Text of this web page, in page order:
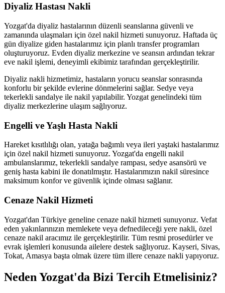
Diyaliz Hastası Nakli
Yozgat'da diyaliz hastalarının düzenli seanslarına güvenli ve
zamanında ulaşmaları için özel nakil hizmeti sunuyoruz. Haftada üç
gün diyalize giden hastalarımız için planlı transfer programları
oluşturuyoruz. Evden diyaliz merkezine ve seansın ardından tekrar
eve nakil işlemi, deneyimli ekibimiz tarafından gerçekleştirilir.
Diyaliz nakli hizmetimiz, hastaların yorucu seanslar sonrasında
konforlu bir şekilde evlerine dönmelerini sağlar. Sedye veya
tekerlekli sandalye ile nakil yapılabilir. Yozgat genelindeki tüm
diyaliz merkezlerine ulaşım sağlıyoruz.
Engelli ve Yaşlı Hasta Nakli
Hareket kısıtlılığı olan, yatağa bağımlı veya ileri yaştaki hastalarımız
için özel nakil hizmeti sunuyoruz. Yozgat'da engelli nakil
ambulanslarımız, tekerlekli sandalye rampası, sedye asansörü ve
geniş hasta kabini ile donatılmıştır. Hastalarımızın nakil süresince
maksimum konfor ve güvenlik içinde olması sağlanır.
Cenaze Nakil Hizmeti
Yozgat'dan Türkiye geneline cenaze nakil hizmeti sunuyoruz. Vefat
eden yakınlarınızın memlekete veya defnedileceği yere nakli, özel
cenaze nakil aracımız ile gerçekleştirilir. Tüm resmi prosedürler ve
evrak işlemleri konusunda ailelere destek sağlıyoruz. Kayseri, Sivas,
Tokat, Amasya başta olmak üzere tüm illere cenaze nakli yapıyoruz.
Neden Yozgat'da Bizi Tercih Etmelisiniz?